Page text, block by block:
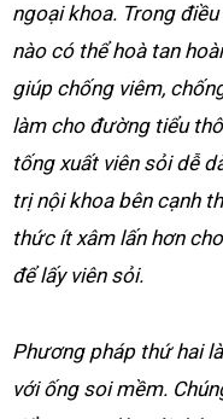
ngoại khoa. Trong
nào có thể hoà tan
giúp chống viêm,
làm cho đường tiểu
tống xuất viên sỏi dễ
trị nội khoa bên cạnh
thức ít xâm lấn hơn
để lấy viên sỏi.
Phương pháp thứ hai
với ống soi mềm.